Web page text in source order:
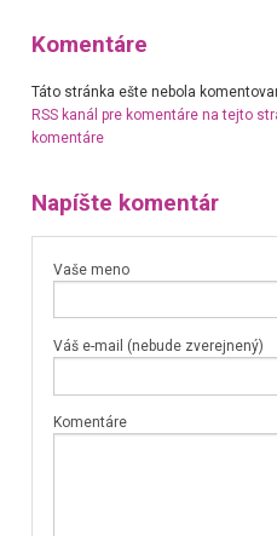
Komentáre
Táto stránka ešte nebola
RSS kanál pre komentáre na tejto
komentáre
Napíšte komentár
Vaše meno
Váš e-mail (nebude zverejnený)
Komentáre